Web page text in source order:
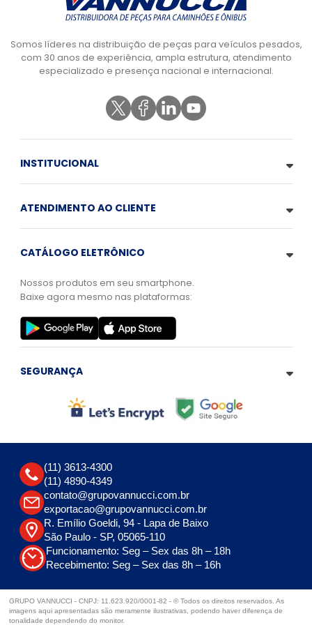
Somos líderes na distribuição de peças para veículos pesados,
com 30 anos de experiência, ampla estrutura, atendimento
especializado e presença nacional e internacional.
INSTITUCIONAL
ATENDIMENTO AO CLIENTE
CATÁLOGO ELETRÔNICO
Nossos produtos em seu smartphone.
Baixe agora mesmo nas plataformas:
SEGURANÇA
(11) 3613-4300
(11) 4890-4349
contato@grupovannucci.com.br
exportacao@grupovannucci.com.br
R. Emílio Goeldi, 94 - Lapa de Baixo
São Paulo - SP, 05065-110
Funcionamento: Seg – Sex das 8h – 18h
Recebimento: Seg – Sex das 8h – 16h
GRUPO VANNUCCI - CNPJ: 11.623.920/0001-82 - © Todos os direitos reservados. As
imagens aqui apresentadas são meramente ilustrativas, podendo haver diferença de
tonalidade dependendo do monitor.